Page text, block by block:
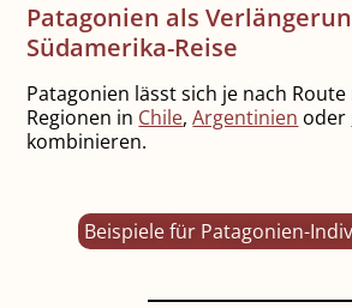
Patagonien als
Südamerika-Reise
Patagonien lässt sich je nach
Regionen in Chile,Argentinien oder
kombinieren.
Beispiele für Patagonien-